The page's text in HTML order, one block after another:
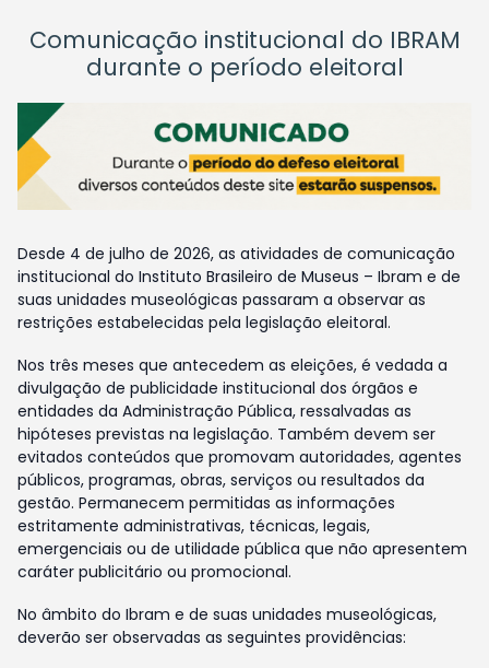
Comunicação institucional do IBRAM
durante o período eleitoral
Desde 4 de julho de 2026, as atividades de comunicação
institucional do Instituto Brasileiro de Museus – Ibram e de
suas unidades museológicas passaram a observar as
restrições estabelecidas pela legislação eleitoral.
Nos três meses que antecedem as eleições, é vedada a
divulgação de publicidade institucional dos órgãos e
entidades da Administração Pública, ressalvadas as
hipóteses previstas na legislação. Também devem ser
evitados conteúdos que promovam autoridades, agentes
públicos, programas, obras, serviços ou resultados da
gestão. Permanecem permitidas as informações
estritamente administrativas, técnicas, legais,
emergenciais ou de utilidade pública que não apresentem
caráter publicitário ou promocional.
No âmbito do Ibram e de suas unidades museológicas,
deverão ser observadas as seguintes providências: